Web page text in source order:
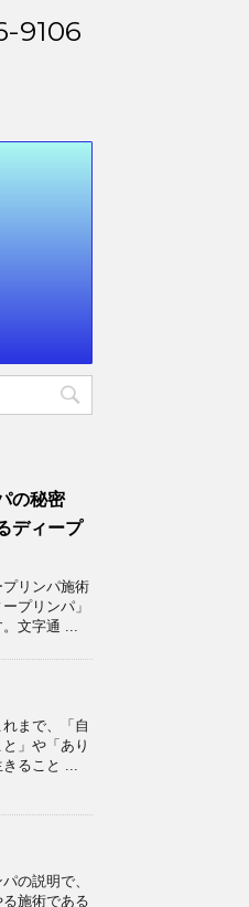
9106
の秘密
ディープ
リンパ施術
プリンパ」
。文字通 ...
まで、「自
」や「あり
ること ...
の説明で、
施術である